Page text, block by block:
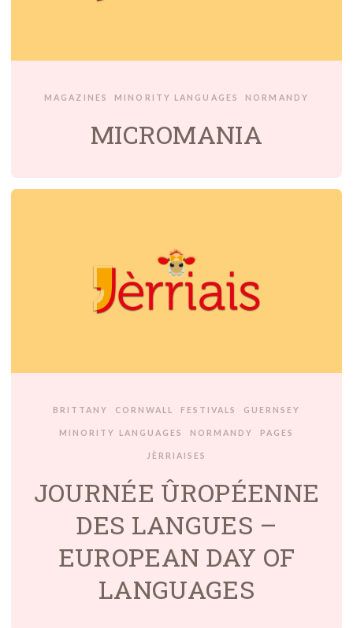
MAGAZINES MINORITY LANGUAGES NORMANDY
MICROMANIA
BRITTANY CORNWALL FESTIVALS GUERNSEY
MINORITY LANGUAGES NORMANDY PAGES
JÈRRIAISES
JOURNÉE ÛROPÉENNE
DES LANGUES –
EUROPEAN DAY OF
LANGUAGES